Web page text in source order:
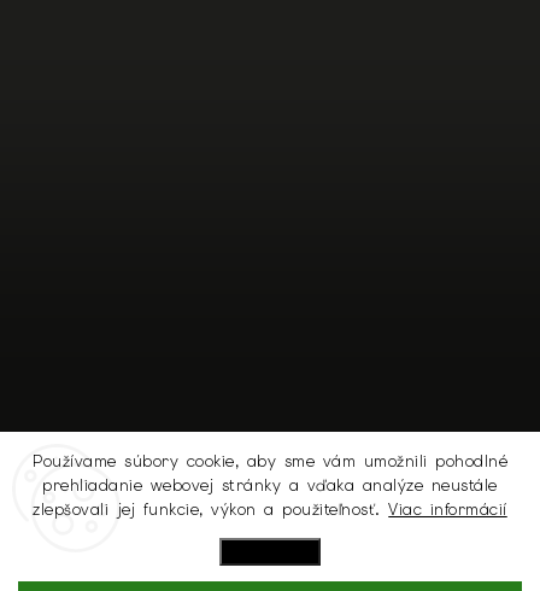
Používame súbory cookie, aby sme vám umožnili pohodlné
prehliadanie webovej stránky a vďaka analýze neustále
zlepšovali jej funkcie, výkon a použiteľnosť.Viac informácií
Sledovať na Instagrame
Copyright 2026MICHELL.SK. Všetky práva vyhradené.